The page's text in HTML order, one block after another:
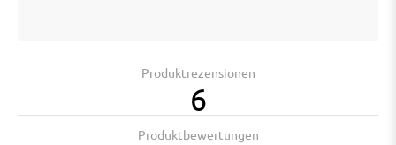
Produktrezensionen
6
Produktbewertungen